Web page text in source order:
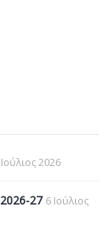
2026
27 6 Ιούλιος